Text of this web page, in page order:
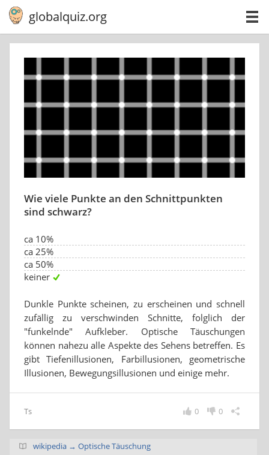
globalquiz.org
Wie viele Punkte an den Schnittpunkten
sind schwarz?
ca 10%
ca 25%
ca 50%
keiner
Dunkle Punkte scheinen, zu erscheinen und schnell
zufällig zu verschwinden Schnitte, folglich der
"funkelnde" Aufkleber. Optische Täuschungen
können nahezu alle Aspekte des Sehens betreffen. Es
gibt Tiefenillusionen, Farbillusionen, geometrische
Illusionen, Bewegungsillusionen und einige mehr.
Ts 0
0
wikipedia → Optische Täuschung